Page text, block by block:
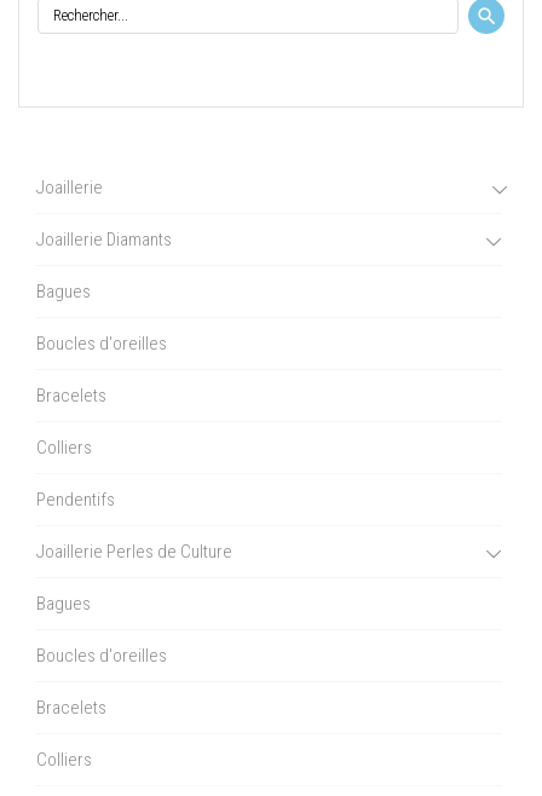
Joaillerie
Joaillerie Diamants
Bagues
Boucles d'oreilles
Bracelets
Colliers
Pendentifs
Joaillerie Perles de Culture
Bagues
Boucles d'oreilles
Bracelets
Colliers